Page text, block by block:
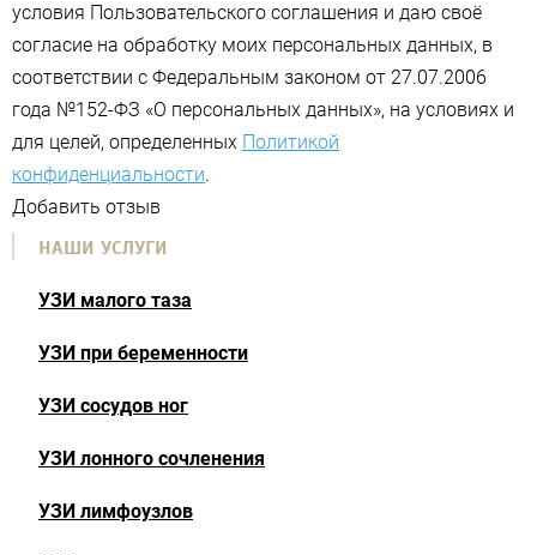
условия Пользовательского соглашения и даю своё
согласие на обработку моих персональных данных, в
соответствии с Федеральным законом от 27.07.2006
года №152-ФЗ «О персональных данных», на условиях и
для целей, определенных Политикой
конфиденциальности.
Добавить отзыв
НАШИ УСЛУГИ
УЗИ малого таза
УЗИ при беременности
УЗИ сосудов ног
УЗИ лонного сочленения
УЗИ лимфоузлов